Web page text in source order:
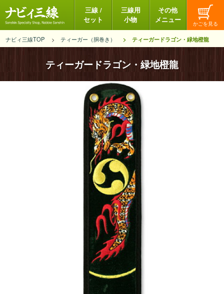
三線 /
セット
三線用
小物
その他
メニュー
ナビィ三線TOP ティーガー（胴巻き） ティーガードラゴン・緑地橙龍
ティーガードラゴン・緑地橙龍